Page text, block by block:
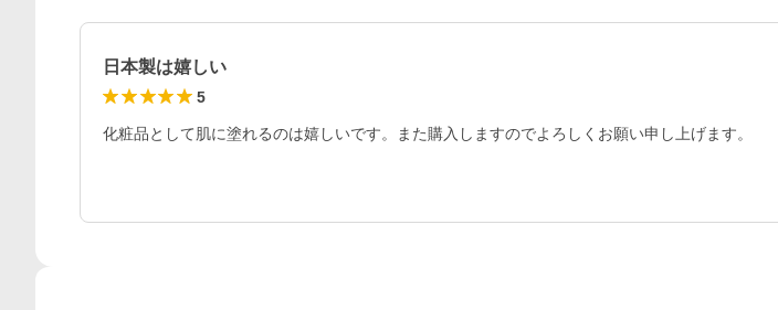
日本製は嬉しい
5
化粧品として肌に塗れるのは嬉しいです。また購入しますのでよろしくお願い申し上げます。